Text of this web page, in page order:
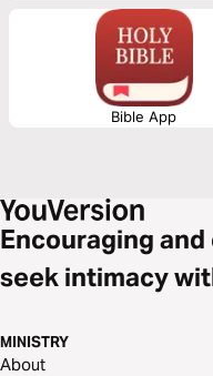
Bible App
Encouraging
seek intimacy
MINISTRY
About